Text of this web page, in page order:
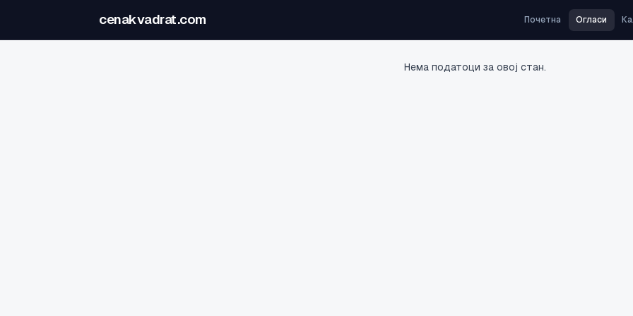
cenakvadrat.com Почетна Огласи
Нема податоци за овој стан.